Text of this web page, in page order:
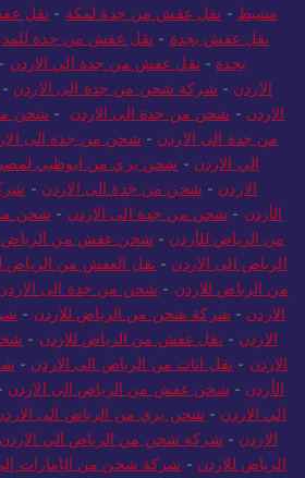
مشيط - نقل عفش من جدة لمكة - نقل
نقل عفش بجدة - نقل عفش من جدة
بجدة - نقل عفش من جدة الي الاردن -
الاردن - شركة شحن من جدة الى الاردن -
الاردن - شحن من جدة الى الاردن - شحن
من جدة الى الاردن - شحن من جدة الى
الي الاردن - شحن بري من ابوظبي لمصر
الاردن - شحن من جدة الى الاردن -
الأردن - شحن من جدة الى الاردن - شحن من
من الرياض للأردن - شحن عفش من الرياض
الرياض الى الاردن - نقل العفش من الرياض
من الرياض للاردن - شحن من جدة الى
الاردن - شركة شحن من الرياض للاردن -
الاردن - نقل عفش من الرياض للاردن -
الاردن - نقل اثاث من الرياض الى الاردن -
الأردن - شحن عفش من الرياض الى الاردن
الي الاردن - شحن بري من الرياض الى
الاردن - شركة شحن من الرياض الي الاردن
الرياض للاردن - شركة شحن من الإمارات